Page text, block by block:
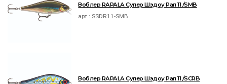
Воблер RAPALA Супер Шэдоу Рап 11 /SMB
арт.: SSDR11-SMB
Воблер RAPALA Супер Шэдоу Рап 11 /SCRB